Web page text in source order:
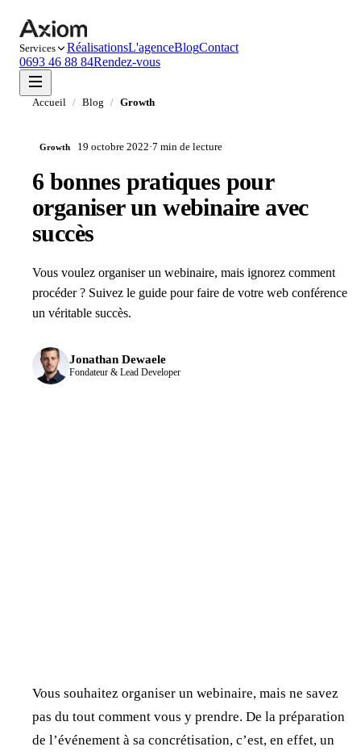
Services RéalisationsL'agenceBlogContact
0693 46 88 84Rendez-vous
Accueil / Blog / Growth
Growth 19 octobre 2022·7 min de lecture
6 bonnes pratiques pour
organiser un webinaire avec
succès
Vous voulez organiser un webinaire, mais ignorez comment
procéder ? Suivez le guide pour faire de votre web conférence
un véritable succès.
Jonathan Dewaele
Fondateur & Lead Developer
Vous souhaitez organiser un webinaire, mais ne savez
pas du tout comment vous y prendre. De la préparation
de l’événement à sa concrétisation, c’est, en effet, un